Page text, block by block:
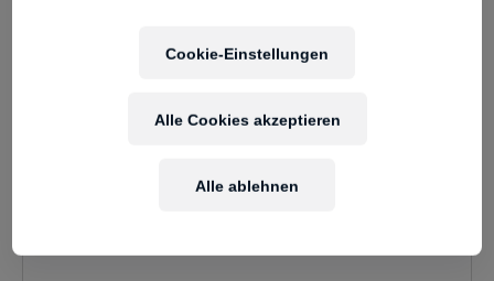
Cookie-Einstellungen
Alle ablehnen
Alle Cookies akzeptieren